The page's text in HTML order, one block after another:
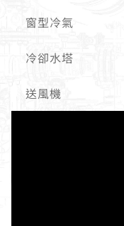
窗型冷氣
冷卻水塔
送風機